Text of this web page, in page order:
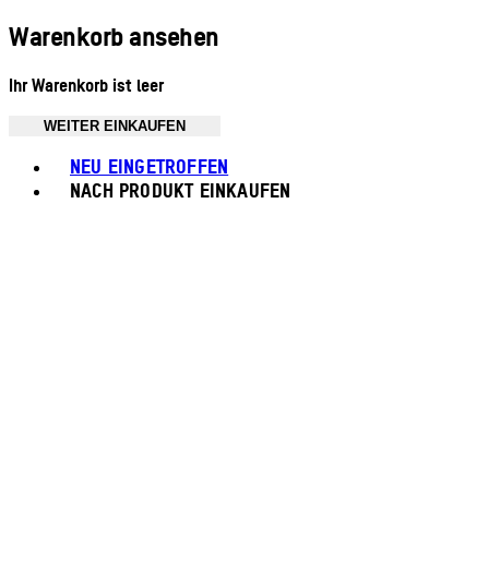
Warenkorb ansehen
Ihr Warenkorb ist leer
WEITER EINKAUFEN
NEU EINGETROFFEN
NACH PRODUKT EINKAUFEN